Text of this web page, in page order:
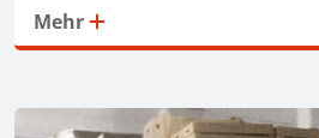
Mehr